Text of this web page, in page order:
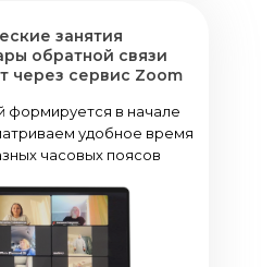
занятия
обратной связи
через сервис Zoom
формируется в начале
удобное время
часовых поясов